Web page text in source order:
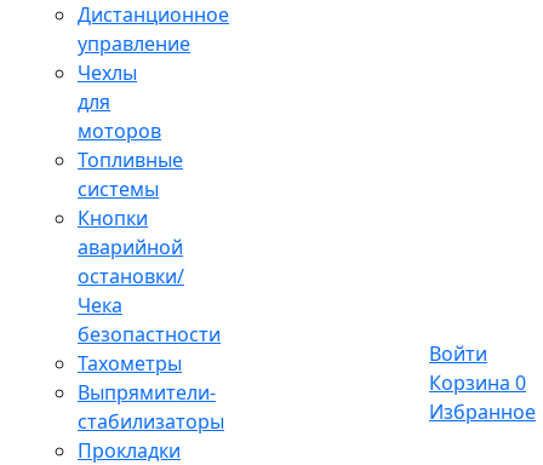
Дистанционное
управление
Чехлы
для
моторов
Топливные
системы
Кнопки
аварийной
остановки/
Чека
безопастности
Тахометры
Выпрямители-
стабилизаторы
Прокладки
Войти
Корзина 0
Избранное